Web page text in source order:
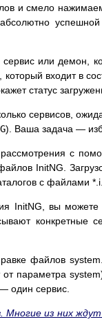
и смело
или демон,
который входит в
статус
сервисов,
). Ваша задача —
с
InitNG.
с файлами *.i.
InitNG, вы
конкретные
файлов
от параметра
один сервис.
Многие из них